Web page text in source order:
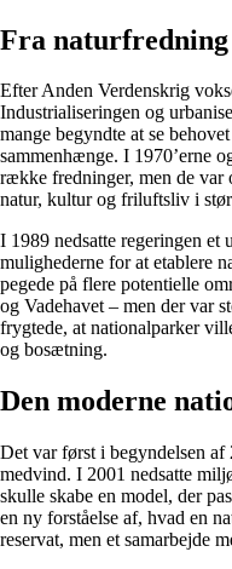
Fra naturfredning
Efter Anden Verdenskrig
Industrialiseringen og
mange begyndte at se
sammenhænge. I 1970’erne
række fredninger, men de var
natur, kultur og friluftsliv i
I 1989 nedsatte regeringen et
mulighederne for at etablere
pegede på flere potentielle
og Vadehavet – men der var
frygtede, at nationalparker
og bosætning.
Den moderne
Det var først i begyndelsen
medvind. I 2001 nedsatte
skulle skabe en model, der
en ny forståelse af, hvad en
reservat, men et samarbejde